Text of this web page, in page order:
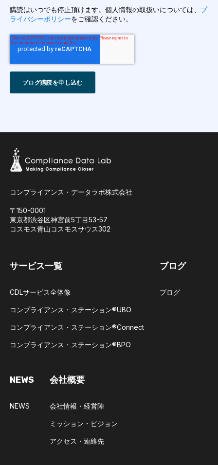
購読はいつでも停止頂けます。個人情報の取扱いについては、 プ
ライバシーポリシーをご確認ください。
コンプライアンス・データラボ株式会社
〒150-0001
東京都渋谷区神宮前5丁目53-57
コスモス青山コスモスサウス302
サービス一覧
CDLサービス全体像
コンプライアンス・ステーション®UBO​
コンプライアンス・ステーション®Connect​
コンプライアンス・ステーション®BPO​
ブログ
ブログ
NEWS
NEWS
会社概要
会社情報・経営陣
ミッション・ビジョン
アクセス・連絡先